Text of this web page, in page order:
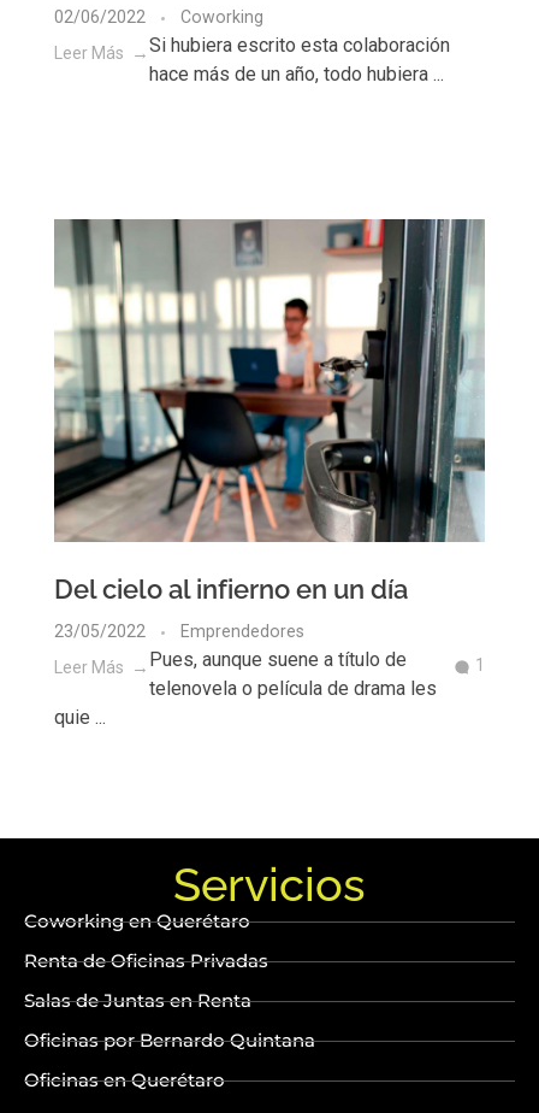
02/06/2022
Coworking
Leer Más
Si hubiera escrito esta colaboración
hace más de un año, todo hubiera ...
Del cielo al infierno en un día
23/05/2022
Emprendedores
Leer Más
1
Pues, aunque suene a título de
telenovela o película de drama les
quie ...
Servicios
Coworking en Querétaro
Renta de Oficinas Privadas
Salas de Juntas en Renta
Oficinas por Bernardo Quintana
Oficinas en Querétaro